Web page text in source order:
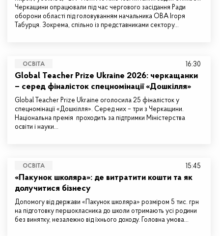
Черкащини опрацювали під час чергового засідання Ради
оборони області під головуванням начальника ОВА Ігоря
Табурця. Зокрема, спільно із представниками сектору…
ОСВІТА
Global Teacher Prize Ukraine 2026: черкащанки
– серед фіналісток спецномінації «Дошкілля»
Global Teacher Prize Ukraine оголосила 25 фіналісток у
спецномінації «Дошкілля». Серед них – три з Черкащини.
Національна премія проходить за підтримки Міністерства
освіти і науки…
16:30
ОСВІТА
«Пакунок школяра»: де витратити кошти та як
долучитися бізнесу
Допомогу від держави «Пакунок школяра» розміром 5 тис. грн
на підготовку першокласника до школи отримають усі родини
без винятку, незалежно від їхнього доходу. Головна умова…
15:45